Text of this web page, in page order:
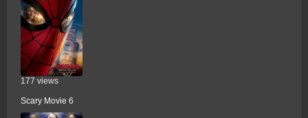
177 views
Scary Movie 6